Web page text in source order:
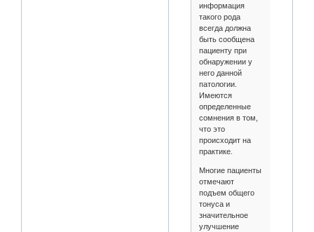
информация
такого рода
всегда должна
быть сообщена
пациенту при
обнаружении у
него данной
патологии.
Имеются
определенные
сомнения в том,
что это
происходит на
практике.
Многие пациенты
отмечают
подъем общего
тонуса и
значительное
улучшение